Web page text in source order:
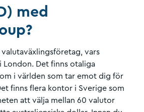
med
vars
Det finns otaliga
i världen som tar emot dig för
finns flera kontor i Sverige som
att välja mellan 60 valutor